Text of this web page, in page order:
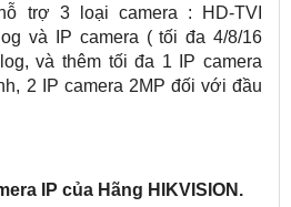
trợ 3 loại camera : HD-TVI
và IP camera ( tối đa 4/8/16
và thêm tối đa 1 IP camera
2 IP camera 2MP đối với đầu
IP của Hãng HIKVISION.